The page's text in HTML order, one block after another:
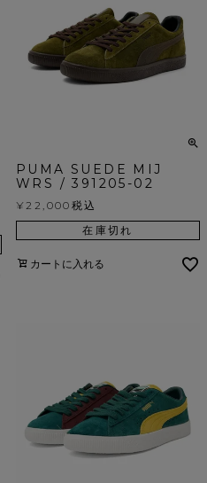
PUMA SUEDE MIJ
WRS / 391205-02
¥ 22,000 税込
在庫切れ
カートに入れる